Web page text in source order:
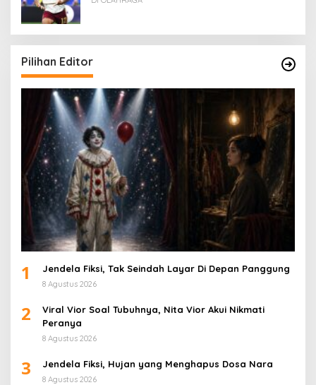
Pilihan Editor
1 Jendela Fiksi, Tak Seindah Layar Di Depan Panggung
8 Agustus 2026
2
Viral Vior Soal Tubuhnya, Nita Vior Akui Nikmati
Peranya
8 Agustus 2026
3 Jendela Fiksi, Hujan yang Menghapus Dosa Nara
8 Agustus 2026